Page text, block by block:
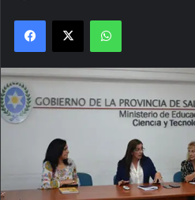
Facebook
X WhatsApp